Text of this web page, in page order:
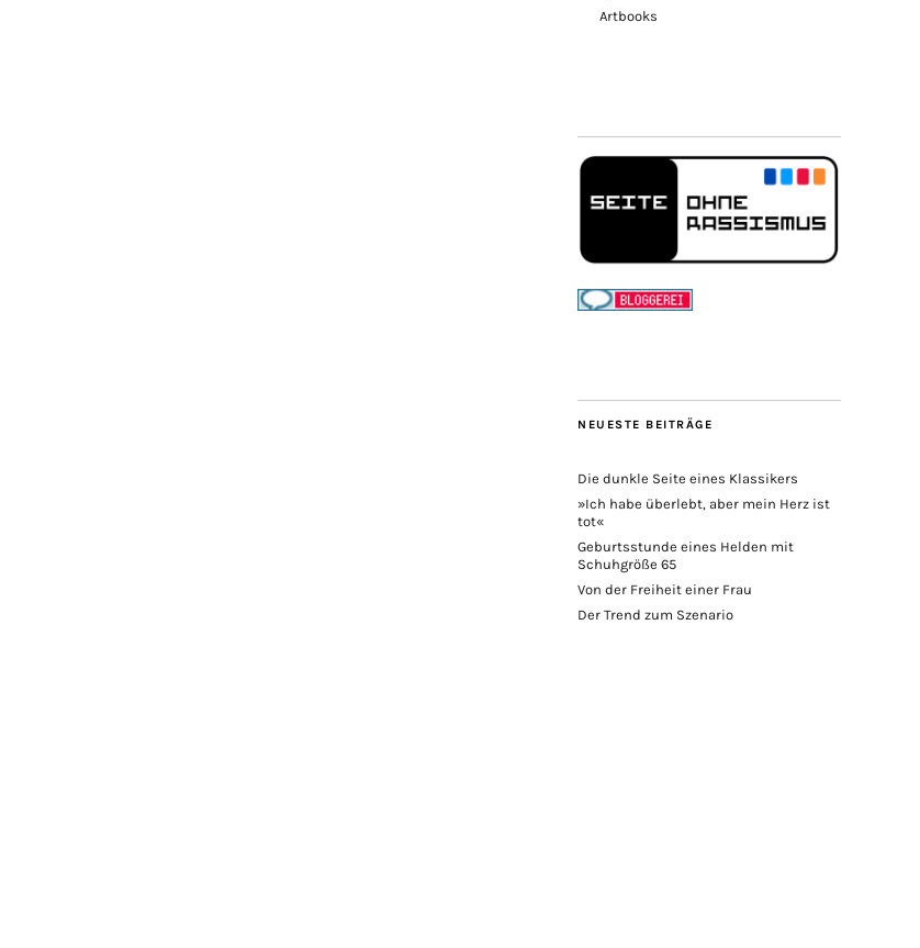
Artbooks
NEUESTE BEITRÄGE
Die dunkle Seite eines Klassikers
»Ich habe überlebt, aber mein Herz ist
tot«
Geburtsstunde eines Helden mit
Schuhgröße 65
Von der Freiheit einer Frau
Der Trend zum Szenario